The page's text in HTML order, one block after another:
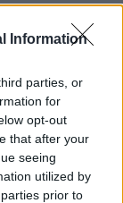
Information
parties, or
for
opt-out
that after your
seeing
utilized by
prior to
διορισμό
η γνώση της